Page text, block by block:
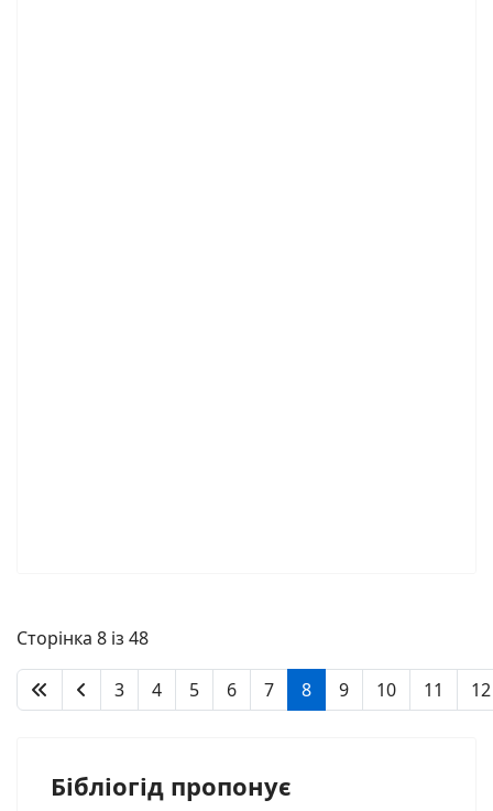
Сторінка 8 із 48
3 4 5 6 7 8 9 10 11 12
Бібліогід пропонує